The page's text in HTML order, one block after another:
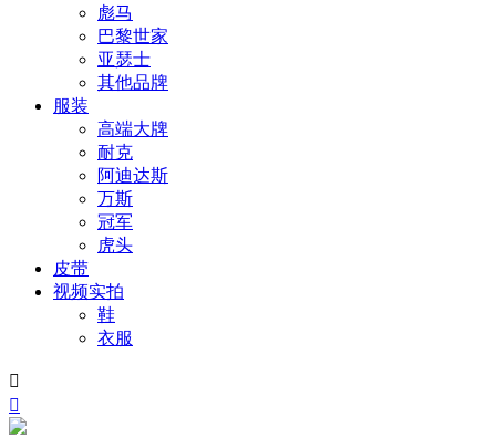
彪马
巴黎世家
亚瑟士
其他品牌
服装
高端大牌
耐克
阿迪达斯
万斯
冠军
虎头
皮带
视频实拍
鞋
衣服

